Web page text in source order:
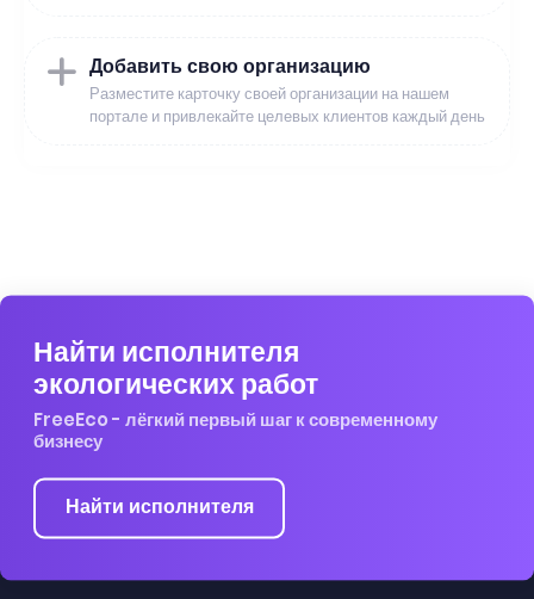
Добавить свою организацию
Разместите карточку своей организации на нашем
портале и привлекайте целевых клиентов каждый день
Найти исполнителя
экологических работ
FreeEco - лёгкий первый шаг к современному
бизнесу
Найти исполнителя